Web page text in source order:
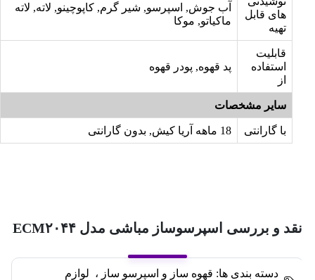
های قابل
تهیه
آب جوش, اسپرسو, شیر گرم, کاپوچینو, لاته, لاته
ماکیاتو, موکا
قابلیت
استفاده
پد قهوه, پودر قهوه
سایر مشخصات
با گارانتی
نقد و بررسی اسپرسوساز مباشی مدل ECM۲۰۴۴
دسته بندی ها: قهوه ساز و اسپرسو ساز ،
لوازم